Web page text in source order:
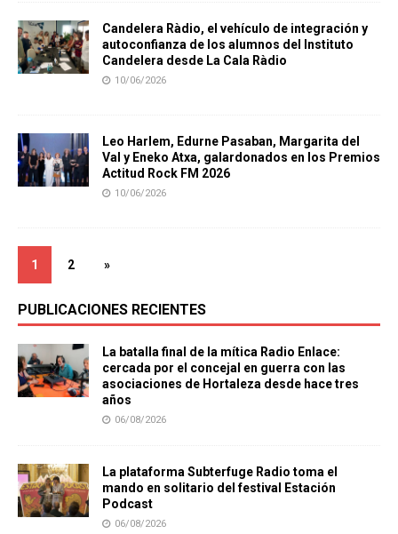
Candelera Ràdio, el vehículo de integración y
autoconfianza de los alumnos del Instituto
Candelera desde La Cala Ràdio
10/06/2026
Leo Harlem, Edurne Pasaban, Margarita del
Val y Eneko Atxa, galardonados en los Premios
Actitud Rock FM 2026
10/06/2026
1 2 »
PUBLICACIONES RECIENTES
La batalla final de la mítica Radio Enlace:
cercada por el concejal en guerra con las
asociaciones de Hortaleza desde hace tres
años
06/08/2026
La plataforma Subterfuge Radio toma el
mando en solitario del festival Estación
Podcast
06/08/2026